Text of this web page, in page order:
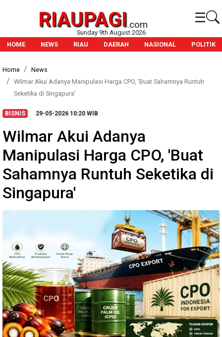
RIAUPAGI.com ☰
Sunday 9th August 2026
HOME
NEWS RIAU DAERAH NASIONAL POLITIK
Home
News
Wilmar Akui Adanya Manipulasi Harga CPO, 'Buat Sahamnya Runtuh
Seketika di Singapura'
BISNIS 29-05-2026 10:20 WIB
Wilmar Akui Adanya
Manipulasi Harga CPO, 'Buat
Sahamnya Runtuh Seketika di
Singapura'